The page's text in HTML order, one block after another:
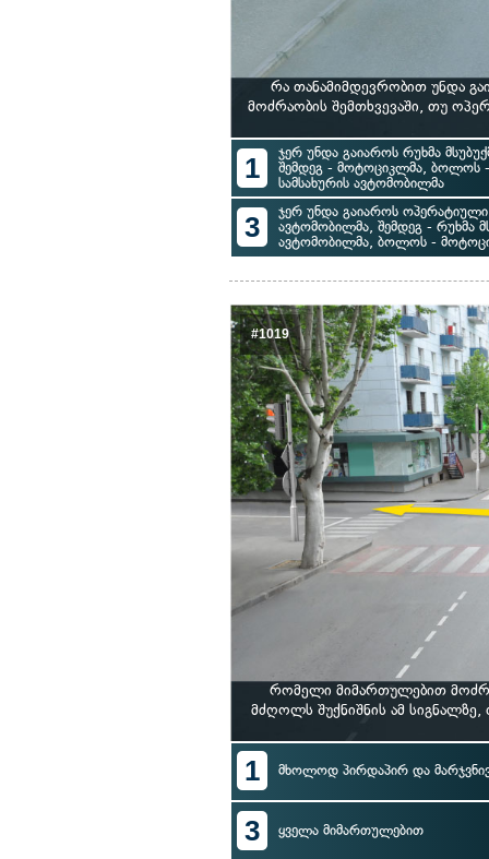
რა თანამიმდევრობით უნდა
მოძრაობის შემთხვევაში, თუ
1
ჯერ უნდა გაიაროს რუხმა
შემდეგ - მოტოციკლმა, ბოლოს
სამსახურის ავტომობილმა
3
ჯერ უნდა გაიაროს ოპერატიული
ავტომობილმა, შემდეგ - რუხმა
ავტომობილმა, ბოლოს -
#1019
რომელი მიმართულებით
მძღოლს შუქნიშნის ამ
1 მხოლოდ პირდაპირ და
3 ყველა მიმართულებით